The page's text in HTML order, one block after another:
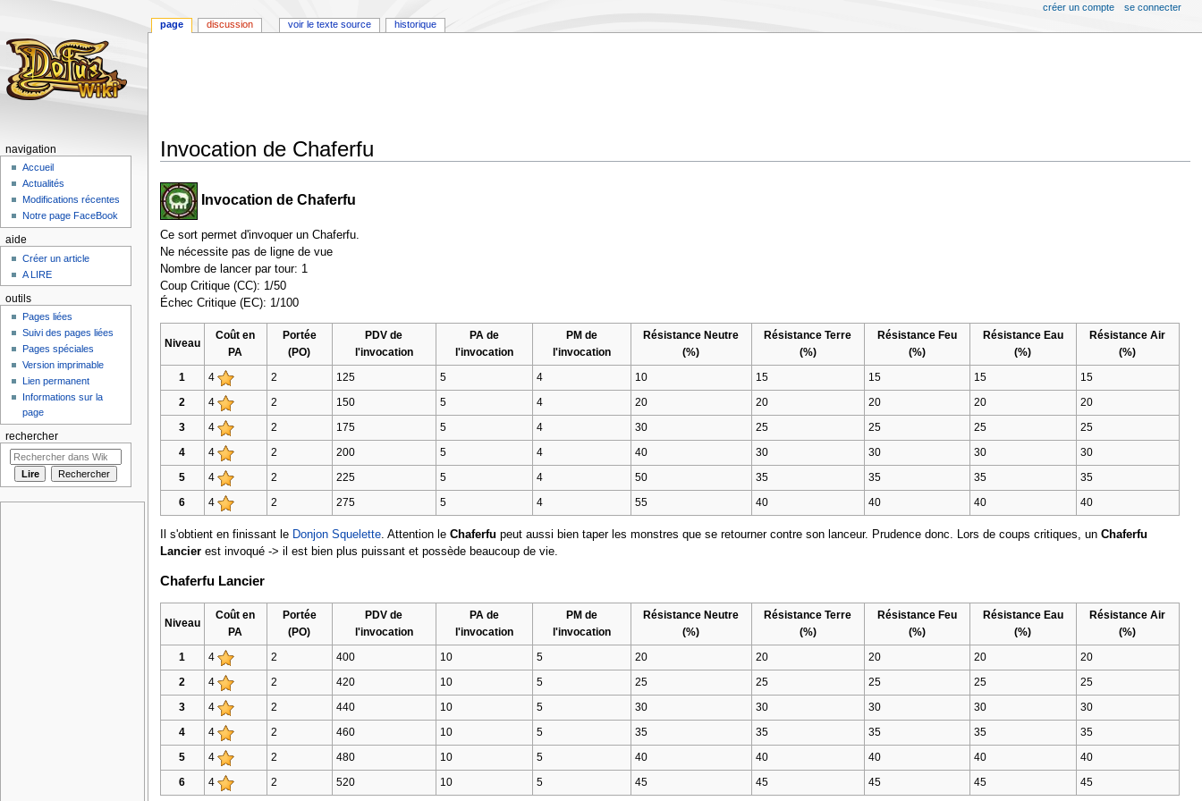
Invocation de Chaferfu
Aller
à
la
navigation
Aller
à
la
recherche
Invocation de Chaferfu
Ce sort permet d'invoquer un Chaferfu.
Ne nécessite pas de ligne de vue
Nombre de lancer par tour: 1
Coup Critique (CC): 1/50
Échec Critique (EC): 1/100
Niveau
Coût en
PA
Portée
(PO)
PDV de
l'invocation
PA de
l'invocation
PM de
l'invocation
Résistance Neutre
(%)
Résistance Terre
(%)
Résistance Feu
(%)
Résistance Eau
(%)
Résistance Air
(%)
1
4 2 125 5 4 10 15 15 15
15
2
4 2 150 5 4 20 20 20 20
20
3
4 2 175 5 4 30 25 25 25
25
4
4 2 200 5 4 40 30 30 30
30
5
4 2 225 5 4 50 35 35 35
35
6
4 2 275 5 4 55 40 40 40 40
Il s'obtient en finissant le Donjon Squelette. Attention le Chaferfu peut aussi bien taper les monstres que se retourner contre son lanceur. Prudence donc. Lors de coups critiques, un Chaferfu
Lancierest invoqué -> il est bien plus puissant et possède beaucoup de vie.
Chaferfu Lancier
Niveau
Coût en
PA
Portée
(PO)
PDV de
l'invocation
PA de
l'invocation
PM de
l'invocation
Résistance Neutre
(%)
Résistance Terre
(%)
Résistance Feu
(%)
Résistance Eau
(%)
Résistance Air
(%)
1
4 2 400 10 5 20 20 20 20
20
2
4 2 420 10 5 25 25 25 25
25
3
4 2 440 10 5 30 30 30 30
30
4
4 2 460 10 5 35 35 35 35
35
5
4 2 480 10 5 40 40 40 40
40
6
4 2 520 10 5 45 45 45 45 45
page discussion voir le texte source historique
créer un compte se connecter
navigation
Accueil
Actualités
Modifications récentes
Notre page FaceBook
aide
Créer un article
A LIRE
outils
Pages liées
Suivi des pages liées
Pages spéciales
Version imprimable
Lien permanent
Informations sur la
page
rechercher